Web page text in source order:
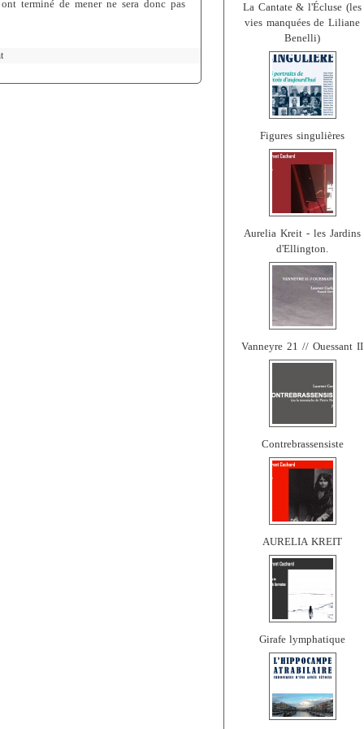
La Cantate & l'Écluse (les
vies manquées de Liliane
Benelli)
Figures singulières
Aurelia Kreit - les Jardins
d'Ellington.
Vanneyre 21 // Ouessant II
Contrebrassensiste
AURELIA KREIT
Girafe lymphatique
terminé de mener ne sera donc pas